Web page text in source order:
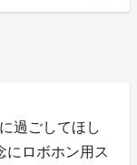
過ごしてほし
にロボホン用ス